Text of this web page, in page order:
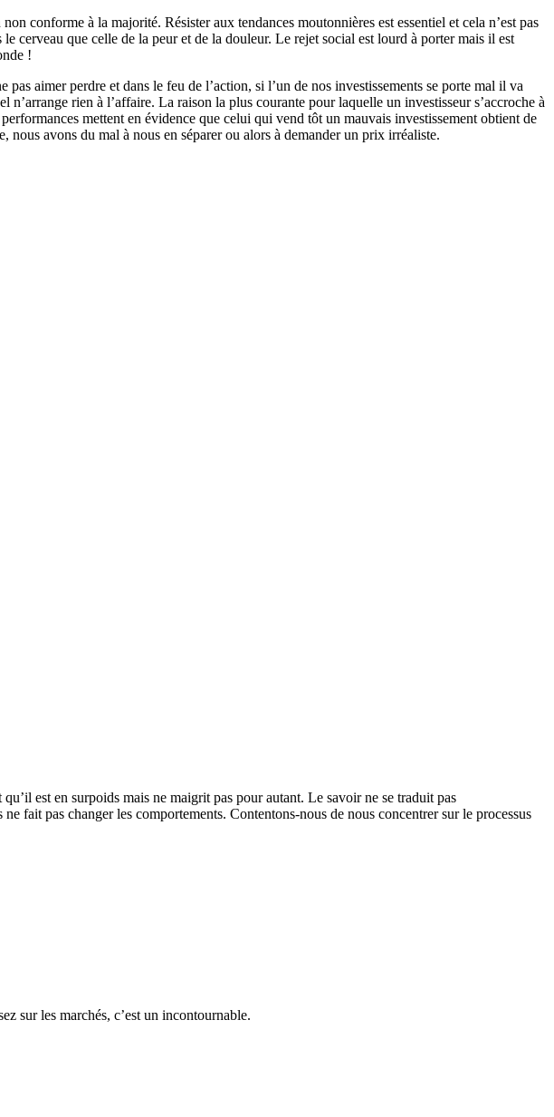
conforme à la majorité. Résister aux tendances moutonnières est essentiel et cela n’est pas
cerveau que celle de la peur et de la douleur. Le rejet social est lourd à porter mais il est
!
aimer perdre et dans le feu de l’action, si l’un de nos investissements se porte mal il va
rien à l’affaire. La raison la plus courante pour laquelle un investisseur s’accroche à
mettent en évidence que celui qui vend tôt un mauvais investissement obtient de
avons du mal à nous en séparer ou alors à demander un prix irréaliste.
est en surpoids mais ne maigrit pas pour autant. Le savoir ne se traduit pas
fait pas changer les comportements. Contentons-nous de nous concentrer sur le processus
sur les marchés, c’est un incontournable.